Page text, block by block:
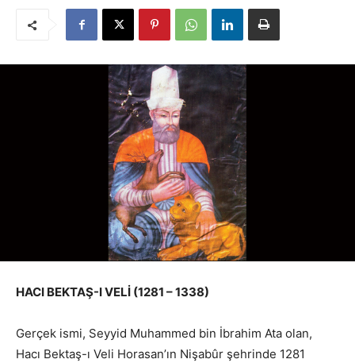
HACI BEKTAŞ-I VELİ (1281 – 1338)
Gerçek ismi, Seyyid Muhammed bin İbrahim Ata olan,
Hacı Bektaş-ı Veli Horasan’ın Nişabûr şehrinde 1281